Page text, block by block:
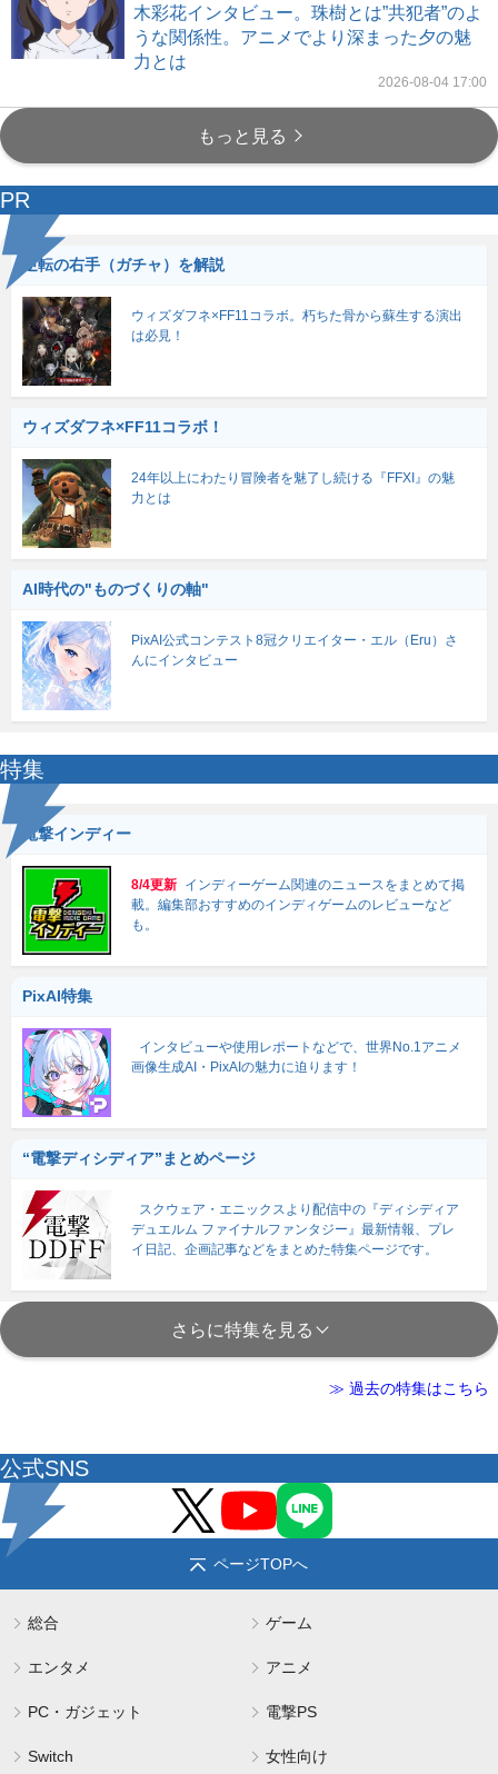
木彩花インタビュー。珠樹とは”共犯者”のよ
うな関係性。アニメでより深まった夕の魅
力とは
2026-08-04 17:00
もっと見る
PR
逆転の右手（ガチャ）を解説
ウィズダフネ×FF11コラボ。朽ちた骨から蘇生する演出
は必見！
ウィズダフネ×FF11コラボ！
24年以上にわたり冒険者を魅了し続ける『FFXI』の魅
力とは
AI時代の"ものづくりの軸"
PixAI公式コンテスト8冠クリエイター・エル（Eru）さ
んにインタビュー
特集
電撃インディー
8/4更新 インディーゲーム関連のニュースをまとめて掲
載。編集部おすすめのインディゲームのレビューなど
も。
PixAI特集
インタビューや使用レポートなどで、世界No.1アニメ
画像生成AI・PixAIの魅力に迫ります！
“電撃ディシディア”まとめページ
スクウェア・エニックスより配信中の『ディシディア
デュエルム ファイナルファンタジー』最新情報、プレ
イ日記、企画記事などをまとめた特集ページです。
さらに特集を見る
≫ 過去の特集はこちら
公式SNS
ページTOPへ
総合 ゲーム
エンタメ アニメ
PC・ガジェット 電撃PS
Switch 女性向け